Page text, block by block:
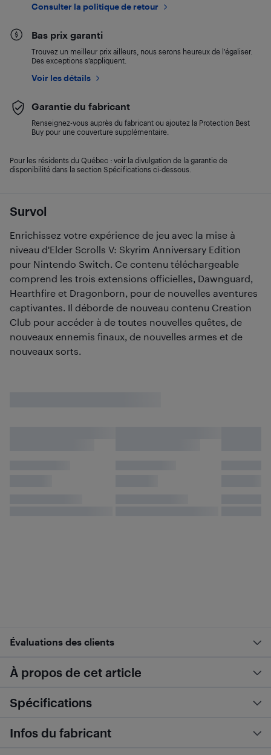
Survol
Enrichissez votre expérience de jeu avec la mise à
niveau d'Elder Scrolls V: Skyrim Anniversary Edition
pour Nintendo Switch. Ce contenu téléchargeable
comprend les trois extensions officielles, Dawnguard,
Hearthfire et Dragonborn, pour de nouvelles aventures
captivantes. Il déborde de nouveau contenu Creation
Club pour accéder à de toutes nouvelles quêtes, de
nouveaux ennemis finaux, de nouvelles armes et de
nouveaux sorts.
Consulter la politique de retour
Bas prix garanti
Trouvez un meilleur prix ailleurs, nous serons heureux de l’égaliser.
Des exceptions s’appliquent.
Voir les détails
Garantie du fabricant
Renseignez-vous auprès du fabricant ou ajoutez la Protection Best
Buy pour une couverture supplémentaire.
Pour les résidents du Québec : voir la divulgation de la garantie de
disponibilité dans la section Spécifications ci-dessous.
Évaluations des clients
À propos de cet article
Spécifications
Infos du fabricant